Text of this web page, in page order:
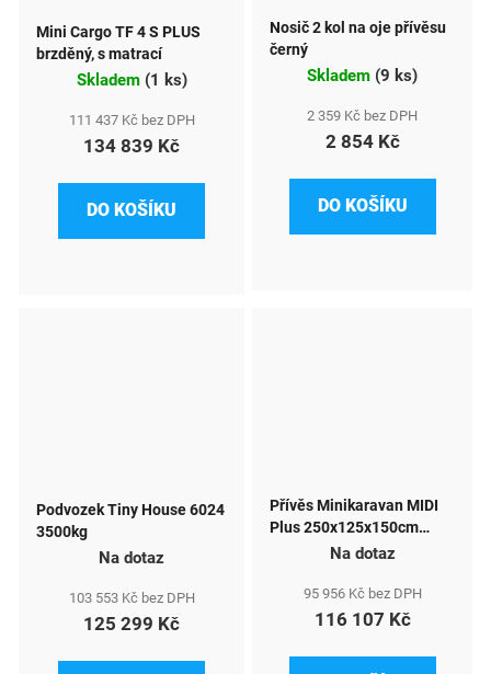
Mini Cargo TF 4 S PLUS
brzděný, s matrací
Skladem (1 ks)
111 437 Kč bez DPH
134 839 Kč
DO KOŠÍKU
Nosič 2 kol na oje přívěsu
černý
Skladem (9 ks)
2 359 Kč bez DPH
2 854 Kč
DO KOŠÍKU
Podvozek Tiny House 6024
3500kg
Na dotaz
103 553 Kč bez DPH
125 299 Kč
Přívěs Minikaravan MIDI
Plus 250x125x150cm
Na dotaz
95 956 Kč bez DPH
116 107 Kč